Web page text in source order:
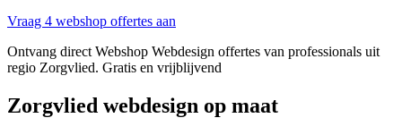
Vraag 4 webshop offertes aan
Ontvang direct Webshop Webdesign offertes van professionals uit
regio Zorgvlied. Gratis en vrijblijvend
Zorgvlied webdesign op maat